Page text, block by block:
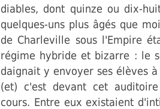
diables, dont quinze ou dix-
quelques-uns plus âgés que
de Charleville sous l'Empire
régime hybride et bizarre : le
daignait y envoyer ses élèves
(et) c'est devant cet
cours. Entre eux existaient